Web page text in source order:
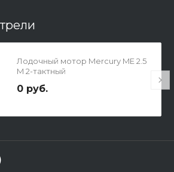
Лодочный мотор Mercury ME 2.5
M 2-тактный
0 руб.